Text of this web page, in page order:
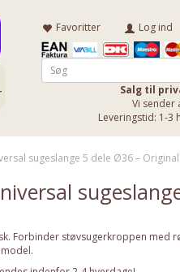
Favoritter Log ind
Salg til
Vi sender
Leveringstid: 1-3
sugeslange 5 dele Ø36 – Original
Forbinder støvsugerkroppen med